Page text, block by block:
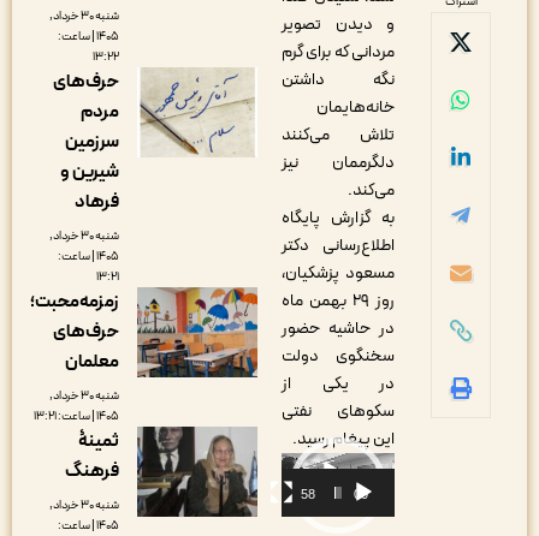
و دیدن تصویر
مردانی که برای گرم
نگه داشتن
خانه‌هایمان
تلاش می‌کنند
دلگرممان نیز
به گزارش پایگاه
اطلاع‌رسانی دکتر
مسعود پزشکیان،
روز ۲۹ بهمن ماه
در حاشیه حضور
سخنگوی دولت
در یکی از
سکوهای نفتی
این پیغام رسید.
00:58
شنبه ۳۰ خرداد,
۱۴۰۵ | ساعت:
حرف‌های
مردم
سرزمین
شیرین و
شنبه ۳۰ خرداد,
۱۴۰۵ | ساعت:
زمزمه‌محبت؛
حرف‌های
معلمان
شنبه ۳۰ خرداد,
ثمینۀ
فرهنگ
شنبه ۳۰ خرداد,
۱۴۰۵ | ساعت: